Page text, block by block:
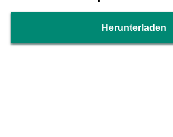
Herunterladen